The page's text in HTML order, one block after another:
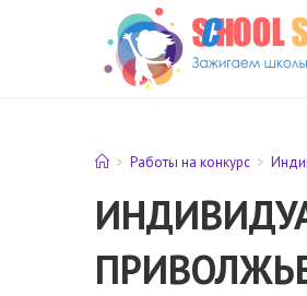
> Работы на конкурс >